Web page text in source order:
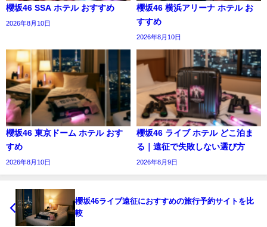
櫻坂46 SSA ホテル おすすめ
2026年8月10日
櫻坂46 横浜アリーナ ホテル お
すすめ
2026年8月10日
櫻坂46 東京ドーム ホテル おす
すめ
2026年8月10日
櫻坂46 ライブ ホテル どこ泊ま
る｜遠征で失敗しない選び方
2026年8月9日
櫻坂46ライブ遠征におすすめの旅行予約サイトを比
較